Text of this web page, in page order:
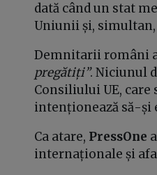
dată când un stat
Uniunii și,
Demnitarii români
pregătiți”. Niciunul
Consiliului UE,
intenționează să-și
Ca atare, PressOne
internaționale și